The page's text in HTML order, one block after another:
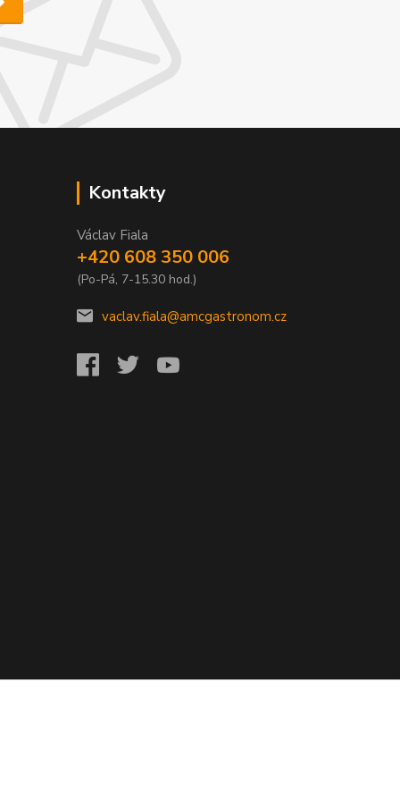
Kontakty
Václav Fiala
+420 608 350 006
(Po-Pá, 7-15.30 hod.)
vaclav.fiala@amcgastronom.cz